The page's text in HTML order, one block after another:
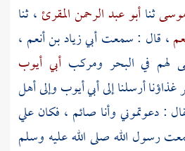
ثناأبو عبد الرحمن المقرئ ، ثنا
، قال : سمعتأبي زياد بن أنعم ،
لهم في البحر ومركب أبي أيوب
أرسلنا إلىأبي أيوبوإلى أهل
: دعوتموني وأنا صائم ، فكان علي
رسول الله صلى الله عليه وسلم